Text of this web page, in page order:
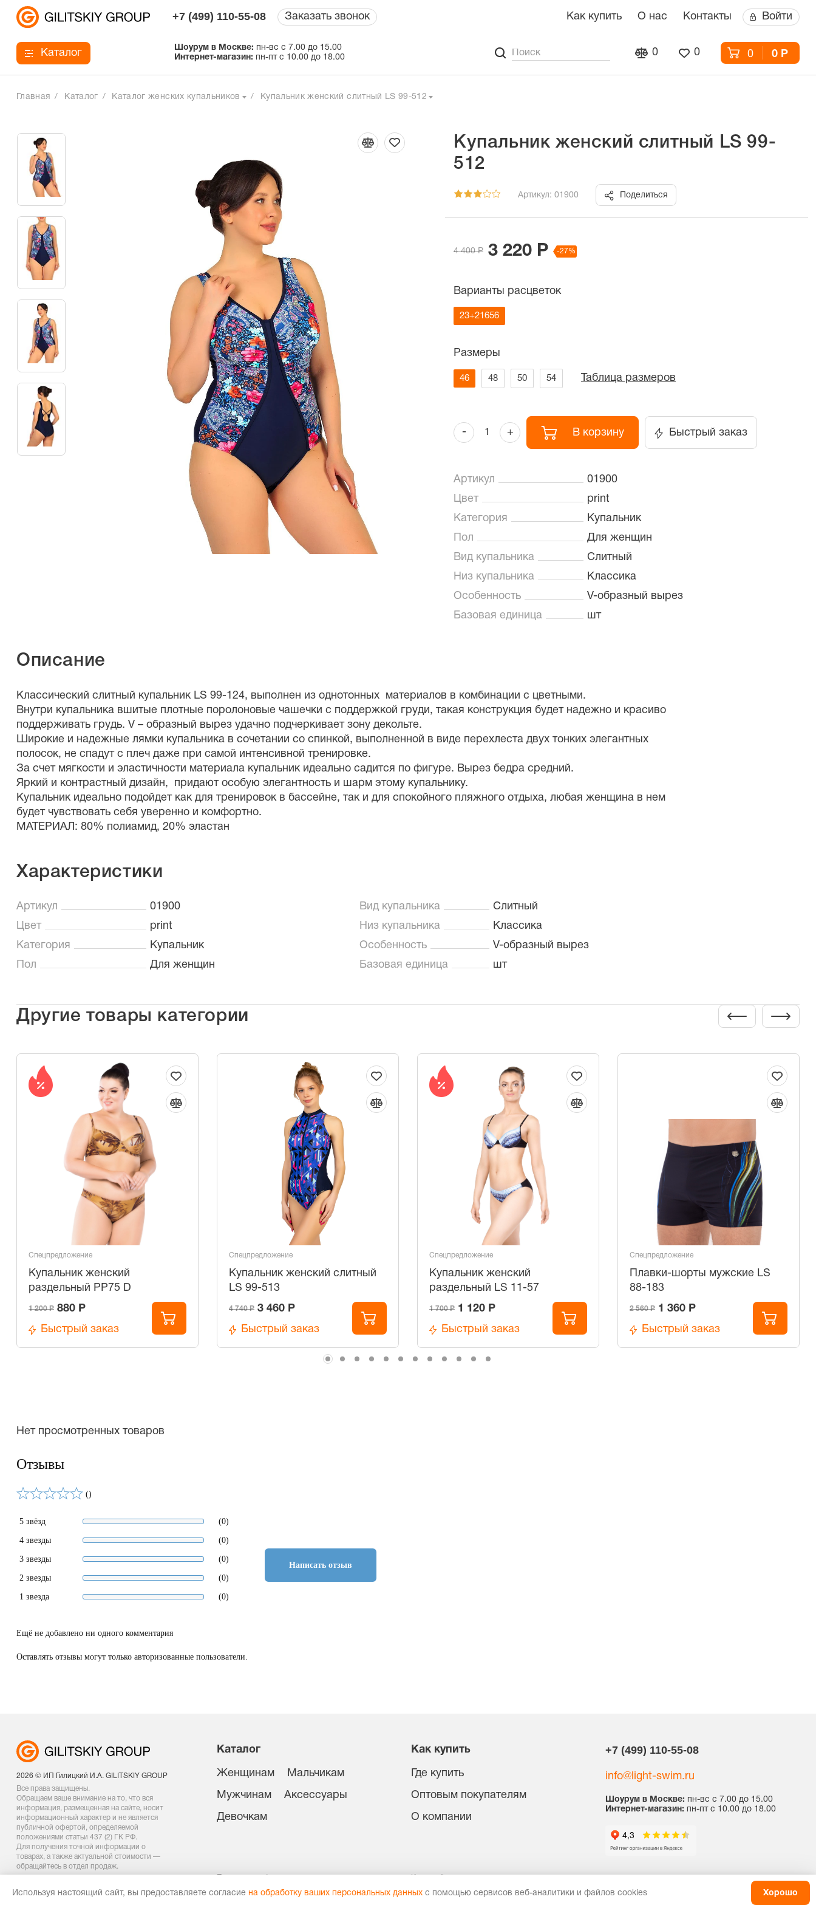
+7 (499) 110-55-08 Заказать звонок Как купить О нас Контакты Войти
Каталог Шоурум в Москве: пн-вс с 7.00 до 15.00
Интернет-магазин: пн-пт с 10.00 до 18.00 0 0 0 0 Р
Главная Каталог Каталог женских купальников Купальник женский слитный LS 99-512
Купальник женский слитный LS 99-
512
Артикул: 01900 Поделиться
4 400 Р 3 220 Р -27%
Варианты расцветок
23+21656
Размеры
46 48 50 54 Таблица размеров
- + В корзину Быстрый заказ
Артикул
01900
Цвет
print
Категория
Купальник
Пол
Для женщин
Вид купальника
Слитный
Низ купальника
Классика
Особенность
V-образный вырез
Базовая единица
шт
Описание
Классический слитный купальник LS 99-124, выполнен из однотонных материалов в комбинации с цветными.
Внутри купальника вшитые плотные поролоновые чашечки с поддержкой груди, такая конструкция будет надежно и красиво
поддерживать грудь. V – образный вырез удачно подчеркивает зону декольте.
Широкие и надежные лямки купальника в сочетании со спинкой, выполненной в виде перехлеста двух тонких элегантных
полосок, не спадут с плеч даже при самой интенсивной тренировке.
За счет мягкости и эластичности материала купальник идеально садится по фигуре. Вырез бедра средний.
Яркий и контрастный дизайн, придают особую элегантность и шарм этому купальнику.
Купальник идеально подойдет как для тренировок в бассейне, так и для спокойного пляжного отдыха, любая женщина в нем
будет чувствовать себя уверенно и комфортно.
МАТЕРИАЛ: 80% полиамид, 20% эластан
Характеристики
Артикул
01900
Цвет
print
Категория
Купальник
Пол
Для женщин
Вид купальника
Слитный
Низ купальника
Классика
Особенность
V-образный вырез
Базовая единица
шт
Другие товары категории
Спецпредложение
Купальник женский
раздельный PP75 D
1 200 Р 880 Р
Быстрый заказ
Спецпредложение
Купальник женский слитный
LS 99-513
4 740 Р 3 460 Р
Быстрый заказ
Спецпредложение
Купальник женский
раздельный LS 11-57
1 700 Р 1 120 Р
Быстрый заказ
Спецпредложение
Плавки-шорты мужские LS
88-183
2 560 Р 1 360 Р
Быстрый заказ
Нет просмотренных товаров
Отзывы
()
5 звёзд (0)
4 звезды (0)
3 звезды (0)
2 звезды (0)
1 звезда (0)
Написать отзыв
Ещё не добавлено ни одного комментария
Оставлять отзывы могут только авторизованные пользователи.
2026 © ИП Гилицкий И.А. GILITSKIY GROUP
Все права защищены.
Обращаем ваше внимание на то, что вся
информация, размещенная на сайте, носит
информационный характер и не является
публичной офертой, определяемой
положениями статьи 437 (2) ГК РФ.
Для получения точной информации о
товарах, а также актуальной стоимости —
обращайтесь в отдел продаж.
Каталог
Женщинам Мальчикам
Мужчинам Аксессуары
Девочкам
Как купить
Где купить
Оптовым покупателям
О компании
+7 (499) 110-55-08
info@light-swim.ru
Шоурум в Москве: пн-вс с 7.00 до 15.00
Интернет-магазин: пн-пт с 10.00 до 18.00
Договор оферты
Используя настоящий сайт, вы предоставляете согласие на обработку ваших персональных данных с помощью сервисов веб-аналитики и файлов cookies Хорошо